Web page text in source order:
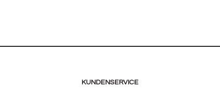
KUNDENSERVICE